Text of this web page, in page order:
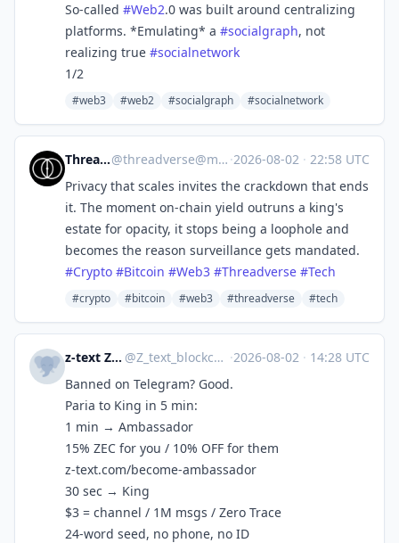
So-called #Web2.0 was built around centralizing
platforms. *Emulating* a #socialgraph, not
realizing true #socialnetwork
1/2
#web3 #web2 #socialgraph #socialnetwork
Threadverse@threadverse@mastodon.social ·2026-08-02 · 22:58 UTC
Privacy that scales invites the crackdown that ends
it. The moment on-chain yield outruns a king's
estate for opacity, it stops being a loophole and
becomes the reason surveillance gets mandated.
#Crypto #Bitcoin #Web3 #Threadverse #Tech
#crypto #bitcoin #web3 #threadverse #tech
z-text Zksnarks messenger @Z_text_blockchain_messenger@mastodon.social ·2026-08-02 · 14:28 UTC
Banned on Telegram? Good.
Paria to King in 5 min:
1 min → Ambassador
15% ZEC for you / 10% OFF for them
z-text.com/become-ambassador
30 sec → King
$3 = channel / 1M msgs / Zero Trace
24-word seed, no phone, no ID